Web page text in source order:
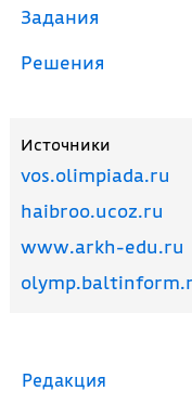
Задания
Решения
Источники
vos.olimpiada.ru
haibroo.ucoz.ru
www.arkh-edu.ru
Редакция